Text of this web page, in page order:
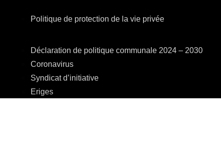
Politique de protection de la vie privée
Déclaration de politique communale 2024 – 2030
Coronavirus
Syndicat d’initiative
Eriges